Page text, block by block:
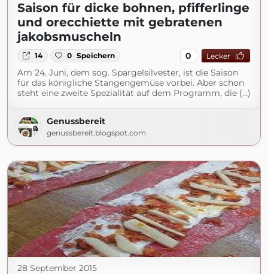
Saison für dicke bohnen, pfifferlinge
und orecchiette mit gebratenen
jakobsmuscheln
14 0 Speichern 0 Lecker
Am 24. Juni, dem sog. Spargelsilvester, ist die Saison
für das königliche Stangengemüse vorbei. Aber schon
steht eine zweite Spezialität auf dem Programm, die (...)
Genussbereit
genussbereit.blogspot.com
28 September 2015